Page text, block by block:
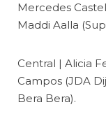
Mercedes
Maddi Aalla
Central | Alicia
Campos (JDA
Bera Bera).